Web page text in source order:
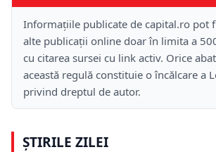
Informațiile publicate de capital.ro pot
alte publicații online doar în limita a
cu citarea sursei cu link activ. Orice
această regulă constituie o încălcare a
privind dreptul de autor.
ȘTIRILE ZILEI